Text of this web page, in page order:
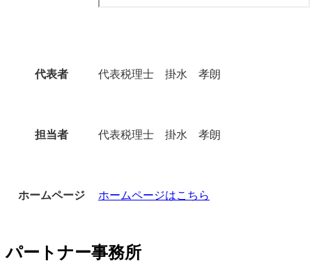
代表者 代表税理士 掛水 孝朗
担当者 代表税理士 掛水 孝朗
ホームページ ホームページはこちら
パートナー事務所